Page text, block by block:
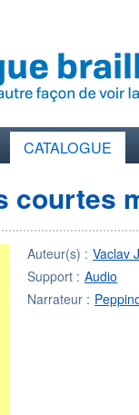
CATALOGUE
courtes
Auteur(s) : Vaclav
Support : Audio
Narrateur :